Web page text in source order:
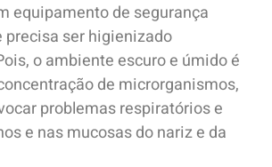
equipamento de segurança
precisa ser higienizado
o ambiente escuro e úmido é
de microrganismos,
problemas respiratórios e
e nas mucosas do nariz e da